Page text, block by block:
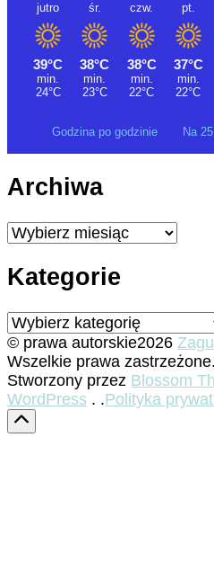
Godzina po godzinie Na
Archiwa
Archiwa
Kategorie
Kategorie
© prawa autorskie2026
Wszelkie prawa zastrzeżone.
Stworzony przez Blossom
WordPress . .Polityka